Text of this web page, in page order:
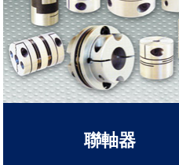
聯軸器